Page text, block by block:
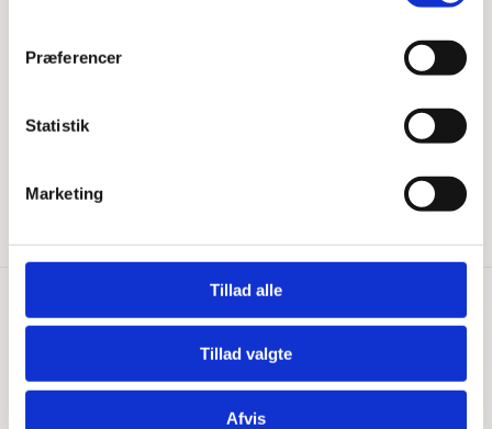
Præferencer
Statistik
Marketing
Tillad alle
Tillad valgte
Afvis
Har du brug for hjælp?
Reklamation og garanti
Kontakt os
info@floorshop.dk